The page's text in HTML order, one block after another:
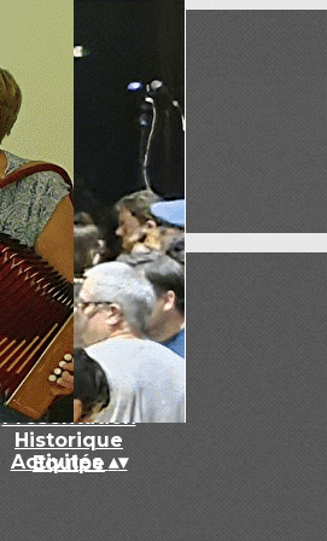
Le CCBO▴▾
Présentation
Historique
Equipe
Activités ▴▾